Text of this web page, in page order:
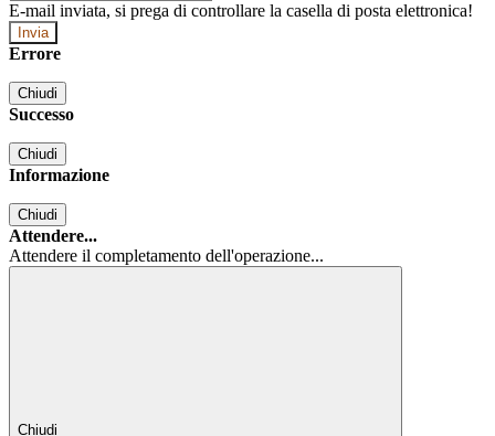
E-mail inviata, si prega di controllare la casella di posta elettronica!
Errore
Chiudi
Successo
Chiudi
Informazione
Chiudi
Attendere...
Attendere il completamento dell'operazione...
Chiudi